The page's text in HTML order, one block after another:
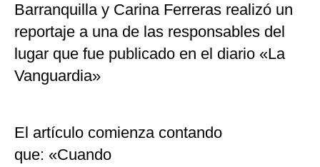
Barranquilla y Carina Ferreras realizó un
reportaje a una de las responsables del
lugar que fue publicado en el diario «La
Vanguardia»
El artículo comienza contando
que: «Cuando